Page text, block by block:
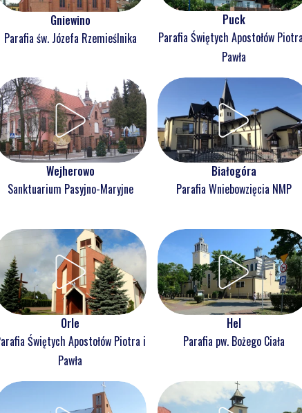
Gniewino
Parafia św. Józefa Rzemieślnika
Puck
Parafia Świętych Apostołów
Pawła
Wejherowo
Sanktuarium Pasyjno-Maryjne
Białogóra
Parafia Wniebowzięcia NMP
Orle
Świętych Apostołów Piotra i
Pawła
Hel
Parafia pw. Bożego Ciała